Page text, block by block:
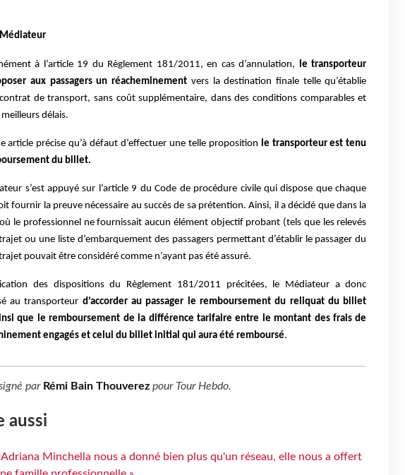
à l’article 19 du Règlement 181/2011, en cas d’annulation,
le transporteur
aux passagers un réacheminement vers la destination finale telle qu’établie
de transport, sans coût supplémentaire, dans des conditions comparables et
délais.
article précise qu’à défaut d’effectuer une telle proposition le transporteur est tenu
du billet.
s’est appuyé sur l’article 9 du Code de procédure civile qui dispose que chaque
fournir la preuve nécessaire au succès de sa prétention. Ainsi, il a décidé que dans la
le professionnel ne fournissait aucun élément objectif probant (tels que les relevés
ou une liste d’embarquement des passagers permettant d’établir le passager du
pouvait être considéré comme n’ayant pas été assuré.
des dispositions du Règlement 181/2011 précitées, le Médiateur a donc
au transporteur d’accorder au passager le remboursement du reliquat du billet
que le remboursement de la différence tarifaire entre le montant des frais de
engagés et celui du billet initial qui aura été remboursé.
par Rémi Bain Thouverezpour Tour Hebdo.
aussi
Adriana Minchella nous a donné bien plus qu'un réseau, elle nous a offert